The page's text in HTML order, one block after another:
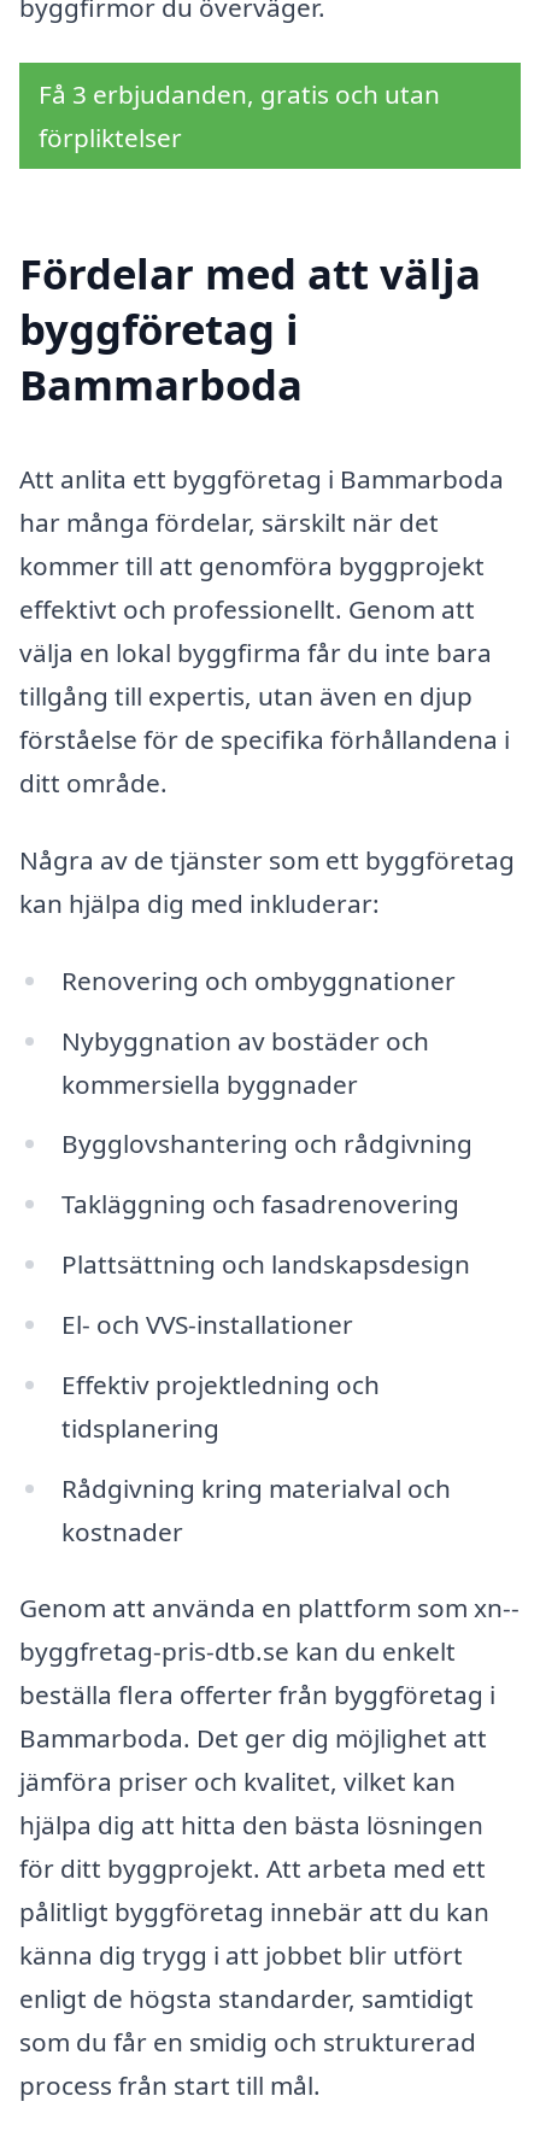
byggfirmor du överväger.
Få 3 erbjudanden, gratis och utan
förpliktelser
Fördelar med att välja
byggföretag i
Bammarboda
Att anlita ett byggföretag i Bammarboda
har många fördelar, särskilt när det
kommer till att genomföra byggprojekt
effektivt och professionellt. Genom att
välja en lokal byggfirma får du inte bara
tillgång till expertis, utan även en djup
förståelse för de specifika förhållandena i
ditt område.
Några av de tjänster som ett byggföretag
kan hjälpa dig med inkluderar:
Renovering och ombyggnationer
Nybyggnation av bostäder och
kommersiella byggnader
Bygglovshantering och rådgivning
Takläggning och fasadrenovering
Plattsättning och landskapsdesign
El- och VVS-installationer
Effektiv projektledning och
tidsplanering
Rådgivning kring materialval och
kostnader
Genom att använda en plattform som xn--
byggfretag-pris-dtb.se kan du enkelt
beställa flera offerter från byggföretag i
Bammarboda. Det ger dig möjlighet att
jämföra priser och kvalitet, vilket kan
hjälpa dig att hitta den bästa lösningen
för ditt byggprojekt. Att arbeta med ett
pålitligt byggföretag innebär att du kan
känna dig trygg i att jobbet blir utfört
enligt de högsta standarder, samtidigt
som du får en smidig och strukturerad
process från start till mål.